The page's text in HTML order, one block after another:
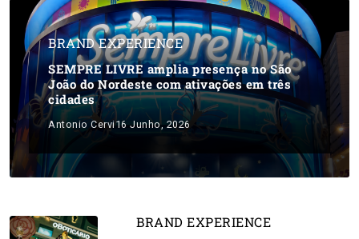
BRAND EXPERIENCE
SEMPRE LIVRE amplia presença no São
João do Nordeste com ativações em três
cidades
Antonio Cervi16 Junho, 2026
BRAND EXPERIENCE